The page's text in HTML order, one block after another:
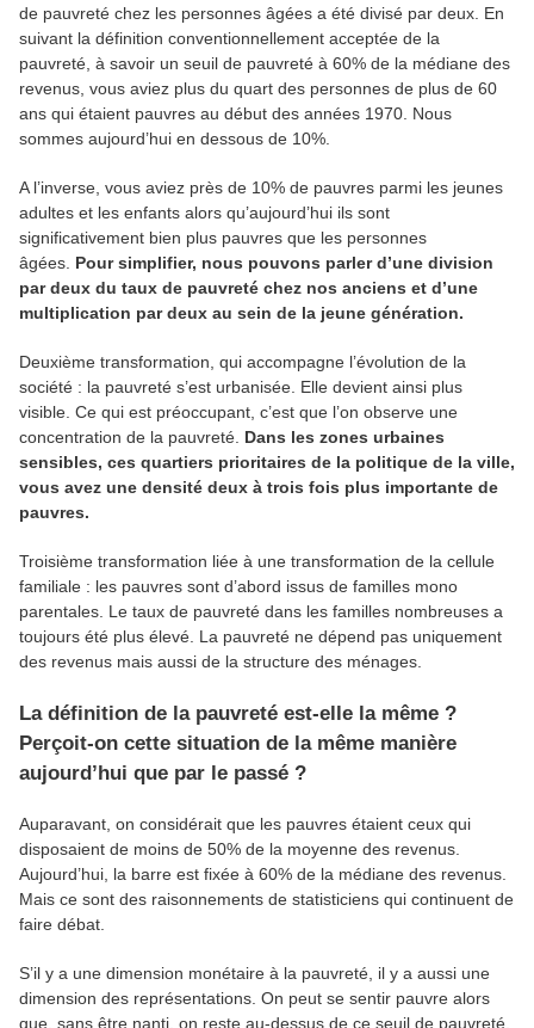
de pauvreté chez les personnes âgées a été divisé par deux. En
suivant la définition conventionnellement acceptée de la
pauvreté, à savoir un seuil de pauvreté à 60% de la médiane des
revenus, vous aviez plus du quart des personnes de plus de 60
ans qui étaient pauvres au début des années 1970. Nous
sommes aujourd’hui en dessous de 10%.
A l’inverse, vous aviez près de 10% de pauvres parmi les jeunes
adultes et les enfants alors qu’aujourd’hui ils sont
significativement bien plus pauvres que les personnes
âgées. Pour simplifier, nous pouvons parler d’une division
par deux du taux de pauvreté chez nos anciens et d’une
multiplication par deux au sein de la jeune génération.
Deuxième transformation, qui accompagne l’évolution de la
société : la pauvreté s’est urbanisée. Elle devient ainsi plus
visible. Ce qui est préoccupant, c’est que l’on observe une
concentration de la pauvreté. Dans les zones urbaines
sensibles, ces quartiers prioritaires de la politique de la ville,
vous avez une densité deux à trois fois plus importante de
pauvres.
Troisième transformation liée à une transformation de la cellule
familiale : les pauvres sont d’abord issus de familles mono
parentales. Le taux de pauvreté dans les familles nombreuses a
toujours été plus élevé. La pauvreté ne dépend pas uniquement
des revenus mais aussi de la structure des ménages.
La définition de la pauvreté est-elle la même ?
Perçoit-on cette situation de la même manière
aujourd’hui que par le passé ?
Auparavant, on considérait que les pauvres étaient ceux qui
disposaient de moins de 50% de la moyenne des revenus.
Aujourd’hui, la barre est fixée à 60% de la médiane des revenus.
Mais ce sont des raisonnements de statisticiens qui continuent de
faire débat.
S’il y a une dimension monétaire à la pauvreté, il y a aussi une
dimension des représentations. On peut se sentir pauvre alors
que, sans être nanti, on reste au-dessus de ce seuil de pauvreté.